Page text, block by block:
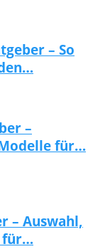
– So
–
für…
– Auswahl,
für…